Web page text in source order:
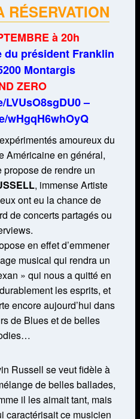
RÉSERVATION
à 20h
du président Franklin
Montargis
ZERO
–
wHgqH6whOyQ
amoureux du
Américaine en général,
propose de rendre un
, immense Artiste
ont eu la chance de
de concerts partagés ou
en effet d’emmener
musical qui rendra un
» qui nous a quitté en
les esprits, et
encore aujourd’hui dans
de Blues et de belles
Russell se veut fidèle à
de belles ballades,
il les aimait tant, mais
caractérisait ce musicien